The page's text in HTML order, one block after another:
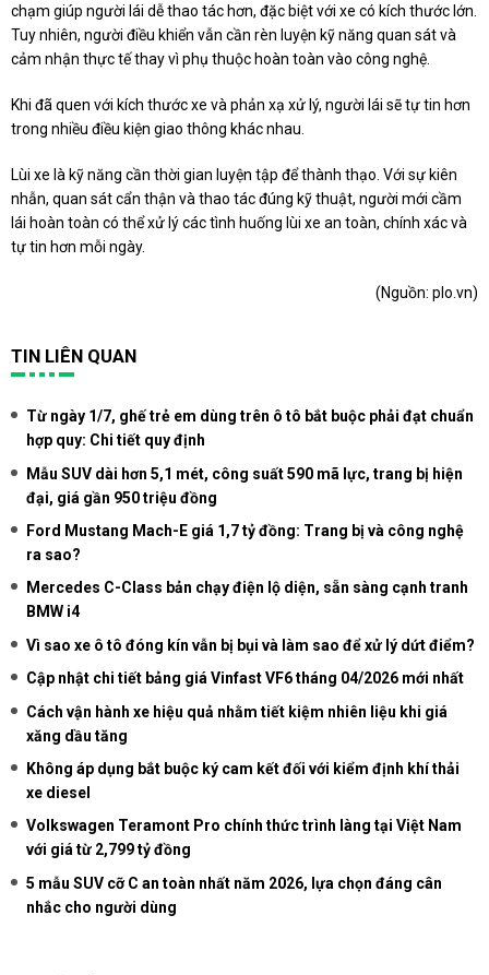
chạm giúp người lái dễ thao tác hơn, đặc biệt với xe có kích thước lớn.
Tuy nhiên, người điều khiển vẫn cần rèn luyện kỹ năng quan sát và
cảm nhận thực tế thay vì phụ thuộc hoàn toàn vào công nghệ.
Khi đã quen với kích thước xe và phản xạ xử lý, người lái sẽ tự tin hơn
trong nhiều điều kiện giao thông khác nhau.
Lùi xe là kỹ năng cần thời gian luyện tập để thành thạo. Với sự kiên
nhẫn, quan sát cẩn thận và thao tác đúng kỹ thuật, người mới cầm
lái hoàn toàn có thể xử lý các tình huống lùi xe an toàn, chính xác và
tự tin hơn mỗi ngày.
(Nguồn: plo.vn)
TIN LIÊN QUAN
Từ ngày 1/7, ghế trẻ em dùng trên ô tô bắt buộc phải đạt chuẩn
hợp quy: Chi tiết quy định
Mẫu SUV dài hơn 5,1 mét, công suất 590 mã lực, trang bị hiện
đại, giá gần 950 triệu đồng
Ford Mustang Mach-E giá 1,7 tỷ đồng: Trang bị và công nghệ
ra sao?
Mercedes C-Class bản chạy điện lộ diện, sẵn sàng cạnh tranh
BMW i4
Vì sao xe ô tô đóng kín vẫn bị bụi và làm sao để xử lý dứt điểm?
Cập nhật chi tiết bảng giá Vinfast VF6 tháng 04/2026 mới nhất
Cách vận hành xe hiệu quả nhằm tiết kiệm nhiên liệu khi giá
xăng dầu tăng
Không áp dụng bắt buộc ký cam kết đối với kiểm định khí thải
xe diesel
Volkswagen Teramont Pro chính thức trình làng tại Việt Nam
với giá từ 2,799 tỷ đồng
5 mẫu SUV cỡ C an toàn nhất năm 2026, lựa chọn đáng cân
nhắc cho người dùng